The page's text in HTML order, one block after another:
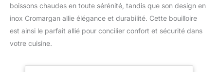
boissons chaudes en toute sérénité, tandis que son design en
inox Cromargan allie élégance et durabilité. Cette bouilloire
est ainsi le parfait allié pour concilier confort et sécurité dans
votre cuisine.